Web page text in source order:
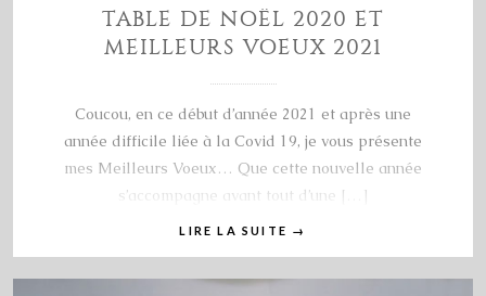
TABLE DE NOËL 2020 ET
MEILLEURS VOEUX 2021
Coucou, en ce début d’année 2021 et après une
année difficile liée à la Covid 19, je vous présente
mes Meilleurs Voeux… Que cette nouvelle année
s’accompagne avant tout d’une […]
LIRE LA SUITE →